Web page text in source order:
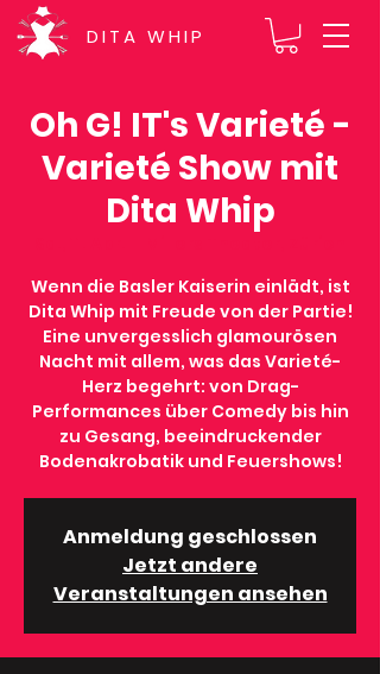
DITA WHIP
Oh G! IT's Varieté -
Varieté Show mit
Dita Whip
Wenn die Basler Kaiserin einlädt, ist
Dita Whip mit Freude von der Partie!
Eine unvergesslich glamourösen
Nacht mit allem, was das Varieté-
Herz begehrt: von Drag-
Performances über Comedy bis hin
zu Gesang, beeindruckender
Bodenakrobatik und Feuershows!
Anmeldung geschlossen
Jetzt andere
Veranstaltungen ansehen